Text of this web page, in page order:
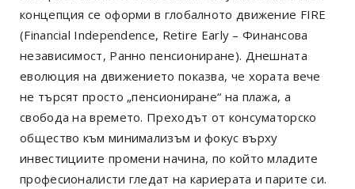
концепция се оформи в глобалното движение FIRE
(Financial Independence, Retire Early – Финансова
независимост, Ранно пенсиониране). Днешната
еволюция на движението показва, че хората вече
не търсят просто „пенсиониране“ на плажа, а
свобода на времето. Преходът от консуматорско
общество към минимализъм и фокус върху
инвестициите промени начина, по който младите
професионалисти гледат на кариерата и парите си.